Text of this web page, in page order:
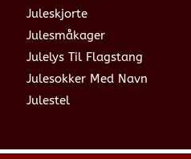
Juleskjorte
Julesmåkager
Julelys Til Flagstang
Julesokker Med Navn
Julestel